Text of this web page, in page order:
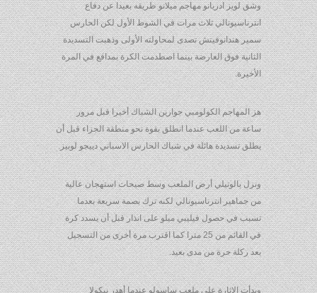
وشق لويز ادريانو مهاجم ميلانو طريقه بعيدا عن دفاع
انترناسيونالي ثلاث مرات في الشوط الأول لكن الحارس
سمير هندانوفيتش تصدى لمحاولته الأولى وذهبت التسديدة
الثانية فوق العارضة بينما اصطدمت الكرة بمدافع في المرة
الأخيرة.
هز المهاجم الكولومبي جوارين الشباك أخيرا قبل مرور
ساعة من اللعب عندما انطلق بقوة نحو منطقة الجزاء قبل أن
يطلق تسديدة هائلة في شباك الحارس الاسباني دييجو لوبيز.
ونزل بالوتيلي أرض الملعب وسط صيحات استهجان عالية
من جماهير انترناسيونالي لكنه ترك بصمة سريعة بعدما
تسبب في حصول فيليبي ميلو على انذار قبل أن يسدد كرة
في القائم من 25 مترا كما اقترب مرة أخرى من التسجيل
بعد ركلة حرة من مدى بعيد.
وبدأت الاثارة على ملعب ساسولو عندما أهدر نيكولا